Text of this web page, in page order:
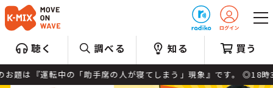
聴く 調べる 知る 買う
中の「助手席の人が寝てしまう」現象』です。 ◎18時30